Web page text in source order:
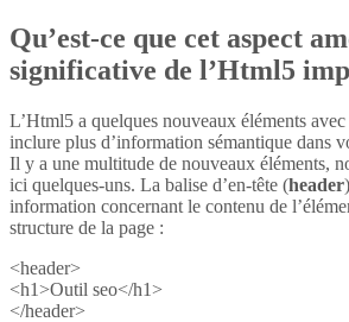
Qu’est-ce que cet aspect
significative de l’Html5
L’Html5 a quelques nouveaux éléments
inclure plus d’information sémantique dans
Il y a une multitude de nouveaux éléments,
ici quelques-uns. La balise d’en-tête (header
information concernant le contenu de
structure de la page :
<header>
<h1>Outil seo</h1>
</header>